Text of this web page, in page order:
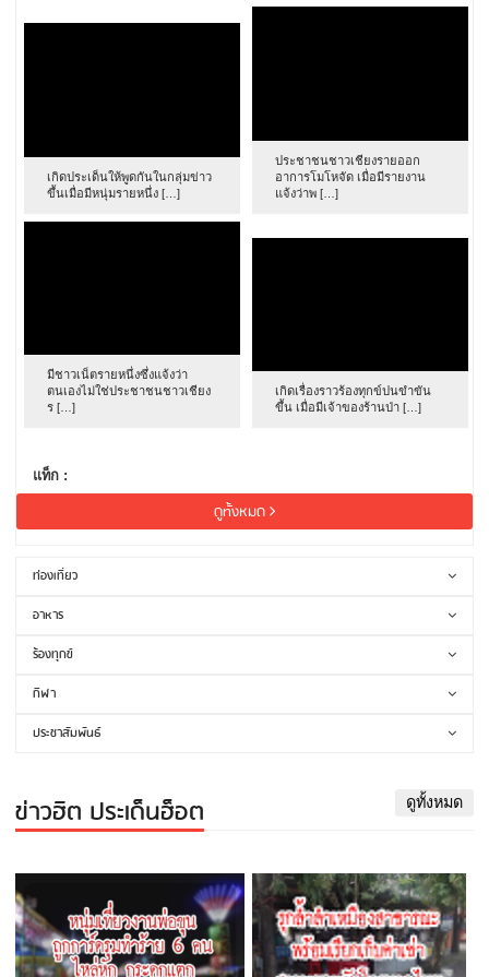
เกิดประเด็นให้พูดกันในกลุ่มข่าว
ขึ้นเมื่อมีหนุ่มรายหนึ่ง […]
ประชาชนชาวเชียงรายออก
อาการโมโหจัด เมื่อมีรายงาน
แจ้งว่าพ […]
มีชาวเน็ตรายหนึ่งซึ่งแจ้งว่า
ตนเองไม่ใช่ประชาชนชาวเชียง
ร […]
เกิดเรื่องราวร้องทุกข์ปนขำขัน
ขึ้น เมื่อมีเจ้าของร้านป่า […]
แท็ก :
ดูทั้งหมด
ท่องเที่ยว
อาหาร
ร้องทุกข์
กีฬา
ประชาสัมพันธ์
ข่าวฮิต ประเด็นฮ็อต ดูทั้งหมด